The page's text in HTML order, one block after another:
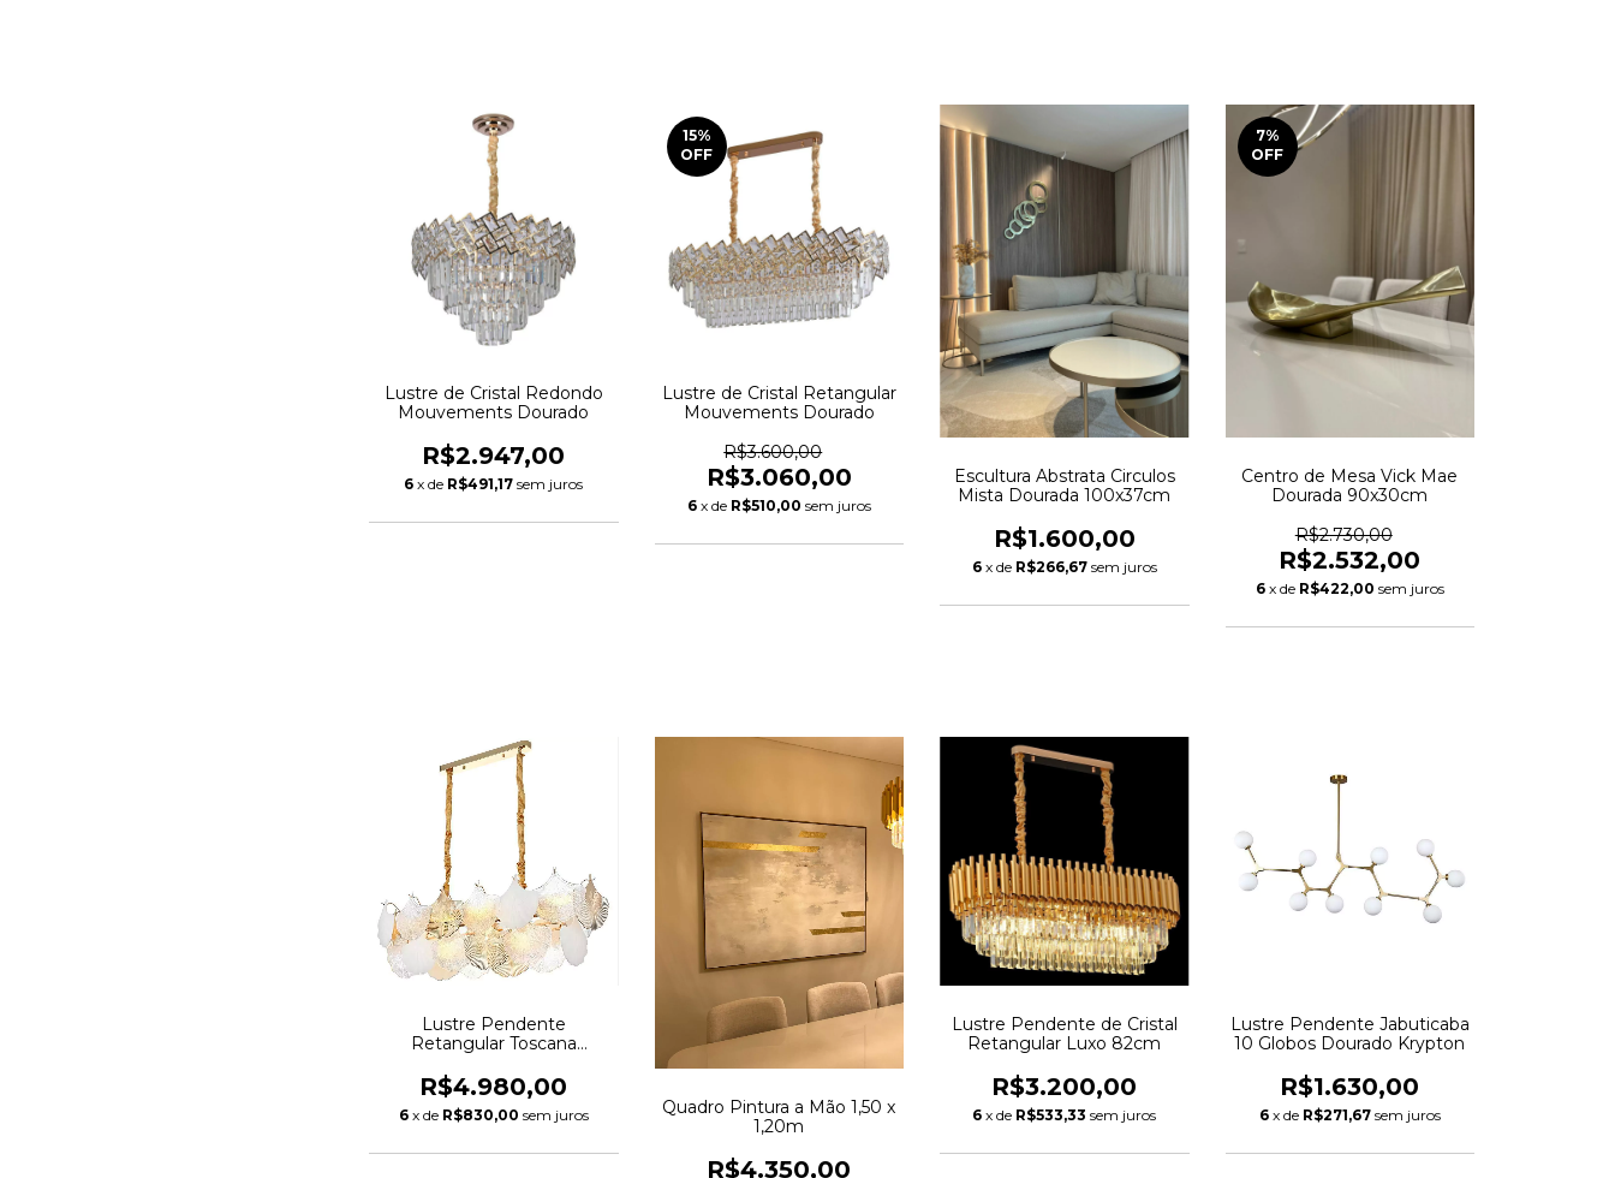
Lustre de Cristal Redondo
Mouvements Dourado
R$2.947,00
6 x de R$491,17 sem juros
15%
OFF
Lustre de Cristal Retangular
Mouvements Dourado
R$3.600,00
R$3.060,00
6 x de R$510,00 sem juros
Escultura Abstrata Circulos
Mista Dourada 100x37cm
R$1.600,00
6 x de R$266,67 sem juros
7%
OFF
Centro de Mesa Vick Mae
Dourada 90x30cm
R$2.730,00
R$2.532,00
6 x de R$422,00 sem juros
Lustre Pendente
Retangular Toscana
R$4.980,00
6 x de R$830,00 sem juros
Quadro Pintura a Mão 1,50 x
1,20m
R$4.350,00
Lustre Pendente de Cristal
Retangular Luxo 82cm
R$3.200,00
6 x de R$533,33 sem juros
Lustre Pendente Jabuticaba
10 Globos Dourado Krypton
R$1.630,00
6 x de R$271,67 sem juros